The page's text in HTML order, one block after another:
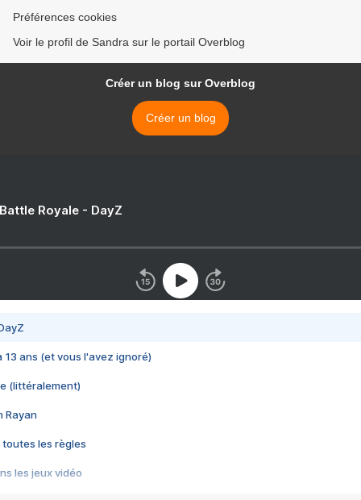
Préférences cookies
Voir le profil de Sandra sur le portail Overblog
Créer un blog sur Overblog
Créer un blog
Royale - DayZ
13 ans (et vous l'avez ignoré)
(littéralement)
Rayan
toutes les règles
les jeux vidéo